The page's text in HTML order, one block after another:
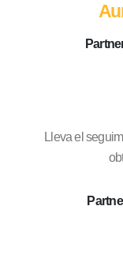
Lleva el